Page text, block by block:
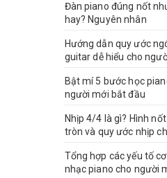
Đàn piano đúng nốt
hay? Nguyên nhân
Hướng dẫn quy ước
guitar dễ hiểu cho
Bật mí 5 bước học
người mới bắt đầu
Nhịp 4/4 là gì? Hình
tròn và quy ước nhịp
Tổng hợp các yếu tố
nhạc piano cho người